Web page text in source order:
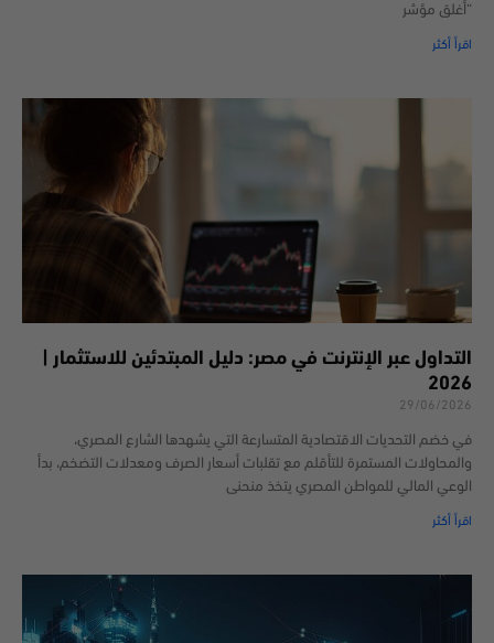
“أغلق مؤشر
اقرأ أكثر
التداول عبر الإنترنت في مصر: دليل المبتدئين للاستثمار |
2026
29/06/2026
في خضم التحديات الاقتصادية المتسارعة التي يشهدها الشارع المصري،
والمحاولات المستمرة للتأقلم مع تقلبات أسعار الصرف ومعدلات التضخم، بدأ
الوعي المالي للمواطن المصري يتخذ منحنى
اقرأ أكثر